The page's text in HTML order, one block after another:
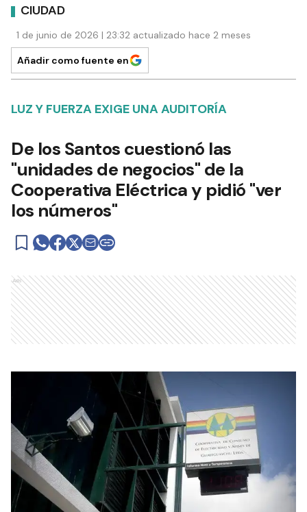
CIUDAD
1 de junio de 2026 | 23:32 actualizado hace 2 meses
Añadir como fuente en
LUZ Y FUERZA EXIGE UNA AUDITORÍA
De los Santos cuestionó las
"unidades de negocios" de la
Cooperativa Eléctrica y pidió "ver
los números"
Ads